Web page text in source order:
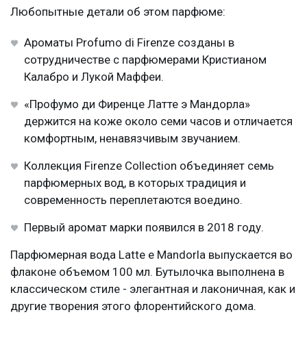
Любопытные детали об этом парфюме:
Ароматы Profumo di Firenze созданы в
сотрудничестве с парфюмерами Кристианом
Калабро и Лукой Маффеи.
«Профумо ди Фиренце Латте э Мандорла»
держится на коже около семи часов и отличается
комфортным, ненавязчивым звучанием.
Коллекция Firenze Collection объединяет семь
парфюмерных вод, в которых традиция и
современность переплетаются воедино.
Первый аромат марки появился в 2018 году.
Парфюмерная вода Latte e Mandorla выпускается во
флаконе объемом 100 мл. Бутылочка выполнена в
классическом стиле - элегантная и лаконичная, как и
другие творения этого флорентийского дома.